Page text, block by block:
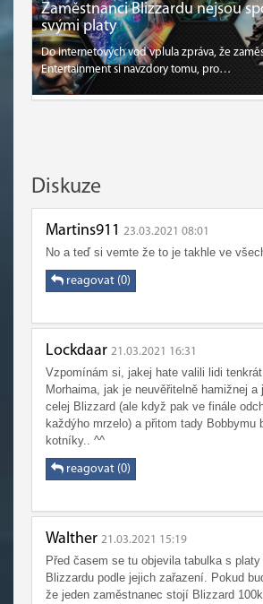
Zaměstnanci Blizzardu nejsou
svými platy
Do internetových vod vplula zpráva, že
Entertainment si navzdory tomu, pro…
Diskuze
Martins911 23.03.2021 08:01
No a teď si vemte že to je takhle ve
reagovat (0)
Lockdaar 21.03.2021 16:31
Vzpomínám si, jakej hate valili lidi
Morhaima, jak je neuvěřitelně hamižnej
celej Blizzard (ale když pak ve finále
každýho mrzelo) a přitom tady Bobbymu
kotníky.. ^^
reagovat (0)
Walther 21.03.2021 15:19
Před časem se tu objevila tabulka s
Blizzardu podle jejich zařazení. Pokud
že jeden zaměstnanec stojí Blizzard